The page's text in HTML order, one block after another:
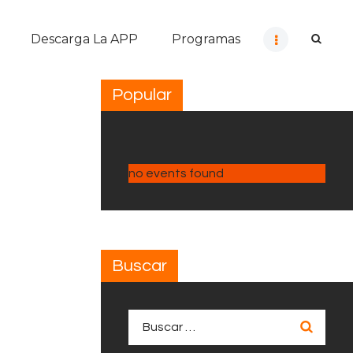
Descarga La APP Programas
Popular
no events found
Buscar